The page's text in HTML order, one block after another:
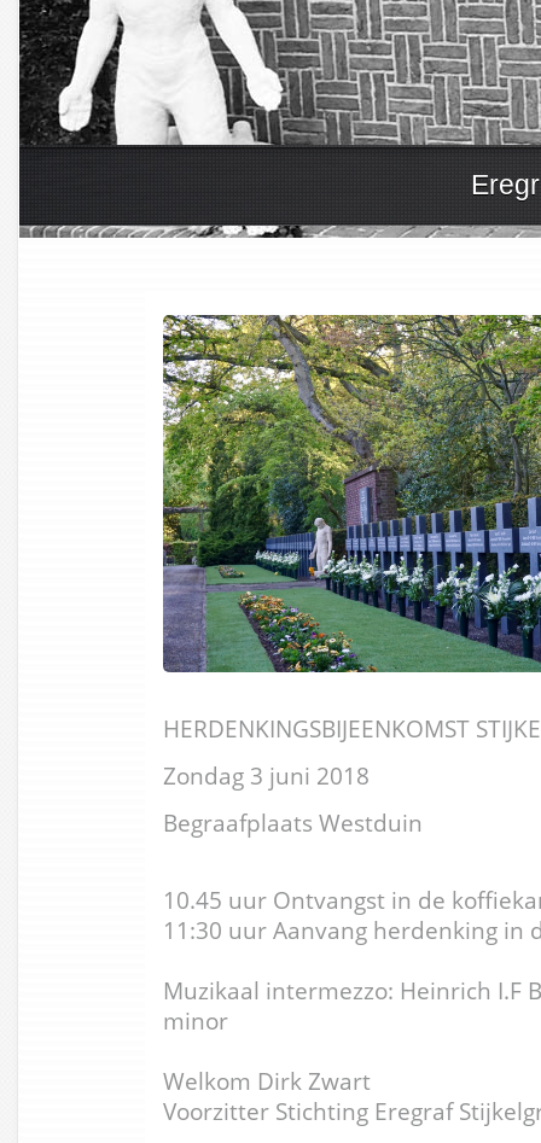
HERDENKINGSBIJEENKOMST
Zondag 3 juni 2018
Begraafplaats Westduin
10.45 uur Ontvangst in de
11:30 uur Aanvang herdenking in
Muzikaal intermezzo: Heinrich I.F
minor
Welkom Dirk Zwart
Voorzitter Stichting Eregraf